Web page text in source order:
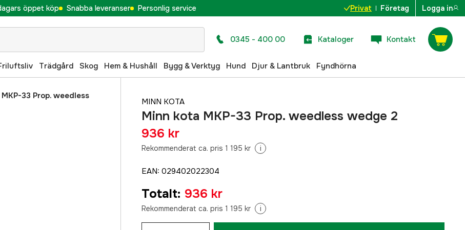
öppet köp Snabba leveranser Personlig service Privat Företag Logga in
0345 - 400 00 Kataloger Kontakt
Trädgård Skog Hem & Hushåll Bygg & Verktyg Hund Djur & Lantbruk Fyndhörna
33 Prop. weedless
MINN KOTA
Minn kota MKP-33 Prop. weedless wedge 2
936 kr
Rekommenderat ca. pris 1 195 kr i
EAN: 029402022304
Totalt: 936 kr
Rekommenderat ca. pris 1 195 kr i